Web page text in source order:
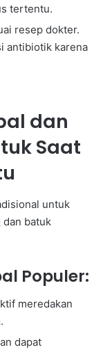
tertentu.
resep dokter.
antibiotik karena
dan
Saat
untuk
dan batuk
Populer:
meredakan
dapat